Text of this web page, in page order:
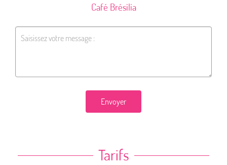
Café Brésilia
Envoyer
Tarifs